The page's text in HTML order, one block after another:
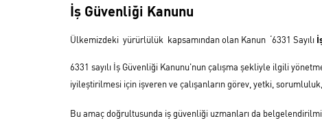
İş Güvenliği Kanunu
Ülkemizdeki yürürlülük kapsamından olan Kanun ‘6331 Sayılı
6331 sayılı İş Güvenliği Kanunu'nun çalışma şekliyle ilgili
iyileştirilmesi için işveren ve çalışanların görev, yetki,
Bu amaç doğrultusunda iş güvenliği uzmanları da belgelendirilmiş